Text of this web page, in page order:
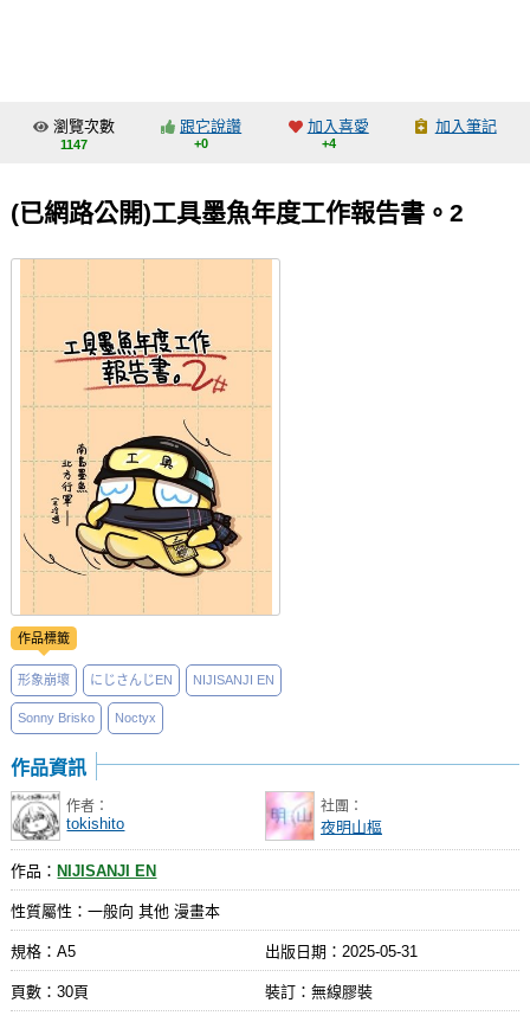
交流中心
會員功能選單
會員中心
註冊會員
登入
瀏覽次數
1147
跟它說讚
+0
加入喜愛
+4
加入筆記
(已網路公開)工具墨魚年度工作報告書。2
作品標籤
形象崩壞 にじさんじEN NIJISANJI EN
Sonny Brisko Noctyx
作品資訊
作者：
tokishito
社團：
夜明山樞
作品： NIJISANJI EN
性質屬性：一般向 其他 漫畫本
規格：A5 出版日期： 2025-05-31
頁數：30頁 裝訂：無線膠裝